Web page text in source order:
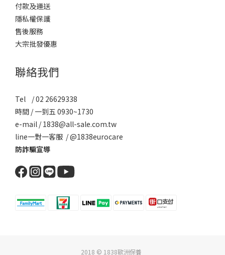
付款及運送
隱私權保護
售後服務
大宗批發優惠
聯絡我們
Tel / 02 26629338
時間 / 一到五 0930~1730
e-mail / 1838@all-sale.com.tw
line一對一客服 / @1838eurocare
防詐騙宣導
2018 © 1838歐洲保養